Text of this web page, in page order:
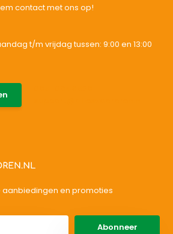
contact met ons op!
t/m vrijdag tussen: 9:00 en 13:00
aanbiedingen en promoties
Abonneer